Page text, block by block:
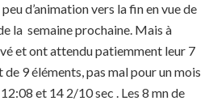
d’animation vers la fin en vue de
la semaine prochaine. Mais à
et ont attendu patiemment leur 7
9 éléments, pas mal pour un mois
et 14 2/10 sec . Les 8 mn de